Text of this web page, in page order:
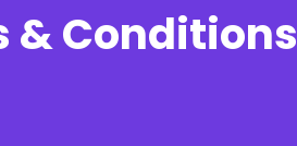
& Conditions